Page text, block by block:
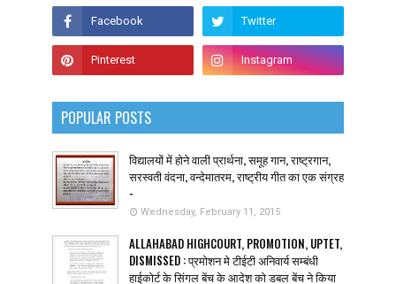
POPULAR POSTS
विद्यालयों में होने वाली प्रार्थना, समूह गान, राष्ट्रगान,
सरस्वती वंदना, वन्देमातरम, राष्ट्रीय गीत का एक संग्रह
-
Wednesday, February 11, 2015
ALLAHABAD HIGHCOURT, PROMOTION, UPTET,
DISMISSED : प्रमोशन मे टीईटी अनिवार्य सम्बंधी
हाईकोर्ट के सिंगल बेंच के आदेश को डबल बेंच ने किया